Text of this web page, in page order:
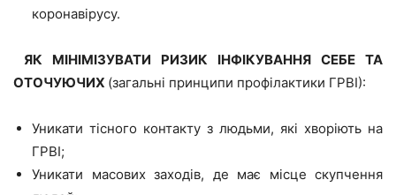
коронавірусу.
ЯК МІНІМІЗУВАТИ РИЗИК ІНФІКУВАННЯ СЕБЕ ТА
ОТОЧУЮЧИХ (загальні принципи профілактики ГРВІ):
Уникати тісного контакту з людьми, які хворіють на
ГРВІ;
Уникати масових заходів, де має місце скупчення